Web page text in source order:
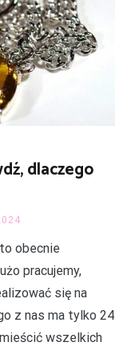
dlaczego
obecnie
pracujemy,
się na
z nas ma tylko 24
wszelkich